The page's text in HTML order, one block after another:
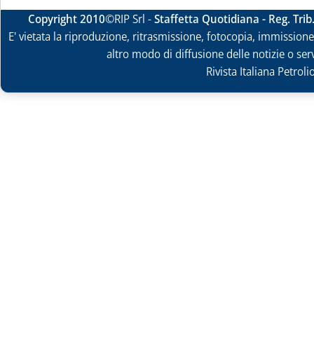
Copyright 2010©RIP Srl -Staffetta Quotidiana - Reg.
E' vietata la riproduzione, ritrasmissione, fotocopia,
altro modo di diffusione delle notizie o
Rivista Italiana